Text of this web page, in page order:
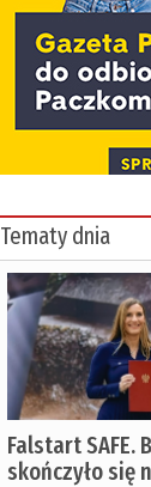
Tematy dnia
Falstart SAFE.
skończyło się